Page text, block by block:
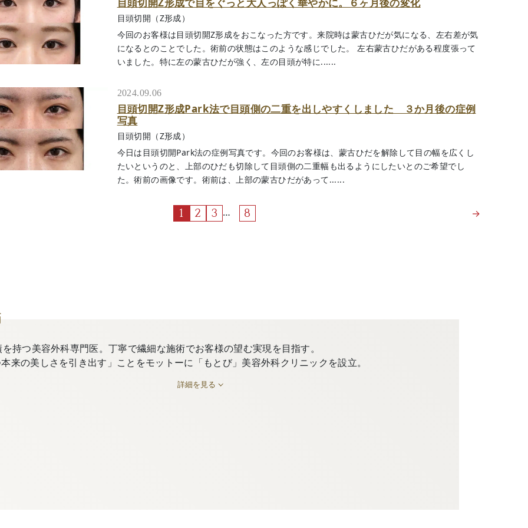
目頭切開（Z形成）
今回のお客様は目頭切開Z形成をおこなった方です。来院時は蒙古ひだが気になる、左右差が気
になるとのことでした。術前の状態はこのような感じでした。 左右蒙古ひだがある程度張って
いました。特に左の蒙古ひだが強く、左の目頭が特に......
2024.09.06
目頭切開Z形成Park法で目頭側の二重を出しやすくしました ３か月後の症例
写真
目頭切開（Z形成）
今日は目頭切開Park法の症例写真です。今回のお客様は、蒙古ひだを解除して目の幅を広くし
たいというのと、上部のひだも切除して目頭側の二重幅も出るようにしたいとのご希望でし
た。術前の画像です。術前は、上部の蒙古ひだがあって......
1 2 3 … 8 →
持つ美容外科専門医。丁寧で繊細な施術でお客様の望む実現を目指す。
来の美しさを引き出す」ことをモットーに「もとび」美容外科クリニックを設立。
詳細を見る